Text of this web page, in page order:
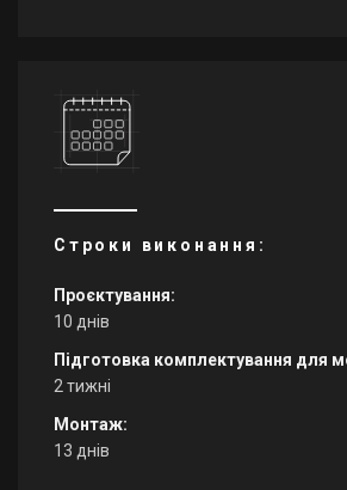
Строки виконання:
Проєктування:
10 днів
Підготовка комплектування для
2 тижні
Монтаж:
13 днів